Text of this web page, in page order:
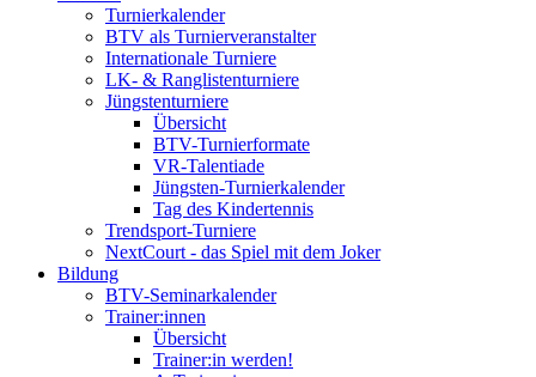
Turnierkalender
BTV als Turnierveranstalter
Internationale Turniere
LK- & Ranglistenturniere
Jüngstenturniere
Übersicht
BTV-Turnierformate
VR-Talentiade
Jüngsten-Turnierkalender
Tag des Kindertennis
Trendsport-Turniere
NextCourt - das Spiel mit dem Joker
Bildung
BTV-Seminarkalender
Trainer:innen
Übersicht
Trainer:in werden!